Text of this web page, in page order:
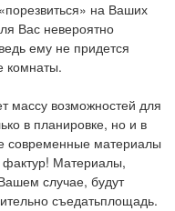
на Ваших
Вас невероятно
ему не придется
комнаты.
массу возможностей для
в планировке, но и в
современные материалы
фактур! Материалы,
случае, будут
съедатьплощадь.